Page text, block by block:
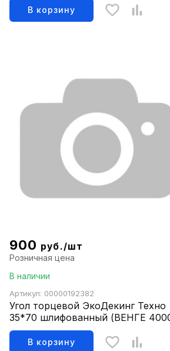
В корзину
900 руб./шт
Розничная цена
В наличии
Артикул: 00000192382
Угол торцевой ЭкоДекинг Техно
35*70 шлифованный (ВЕНГЕ
В корзину